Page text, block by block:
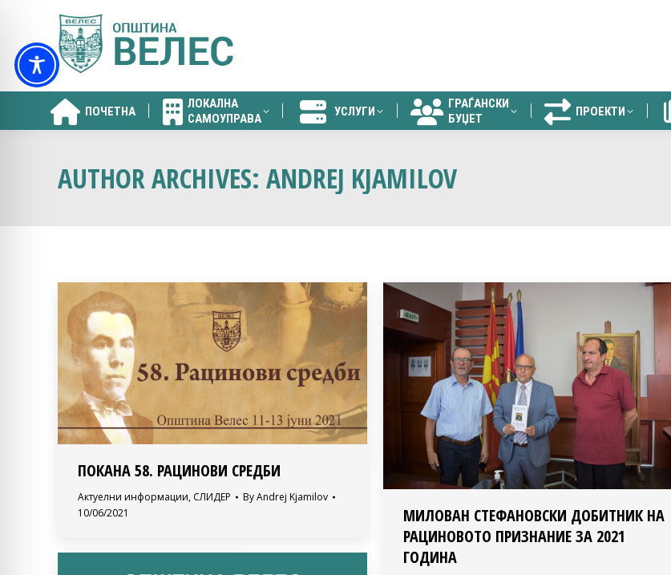
ПОЧЕТНА
ЛОКАЛНА
САМОУПРАВА
УСЛУГИ
ГРАЃАНСКИ
БУЏЕТ
ПРОЕКТИ
AUTHOR ARCHIVES: ANDREJ KJAMILOV
ПОКАНА 58. РАЦИНОВИ СРЕДБИ
Актуелни информации, СЛИДЕР ByAndrej Kjamilov
10/06/2021
МИЛОВАН СТЕФАНОВСКИ ДОБИТНИК НА
РАЦИНОВОТО ПРИЗНАНИЕ ЗА 2021
ГОДИНА
ПОЧЕТНА